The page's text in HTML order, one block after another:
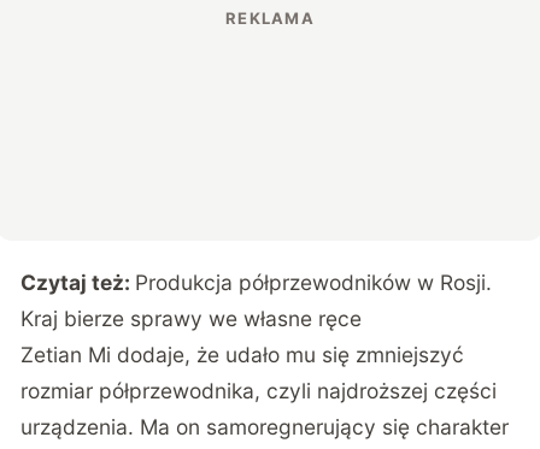
Czytaj też: Produkcja półprzewodników w Rosji.
Kraj bierze sprawy we własne ręce
Zetian Mi dodaje, że udało mu się zmniejszyć
rozmiar półprzewodnika, czyli najdroższej części
urządzenia. Ma on samoregnerujący się charakter